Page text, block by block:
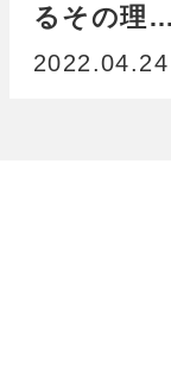
るその理
老舗の名
2022.04.24